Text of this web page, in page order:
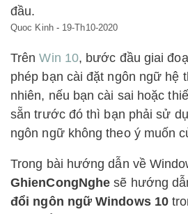
đầu.
Quoc Kinh- 19-Th10-2020
TrênWin 10, bước đầu giai
phép bạn cài đặt ngôn ngữ hệ
nhiên, nếu bạn cài sai hoặc
sẵn trước đó thì bạn phải sử
ngôn ngữ không theo ý muốn
Trong bài hướng dẫn về
GhienCongNghe sẽ hướng
đổi ngôn ngữ Windows 10